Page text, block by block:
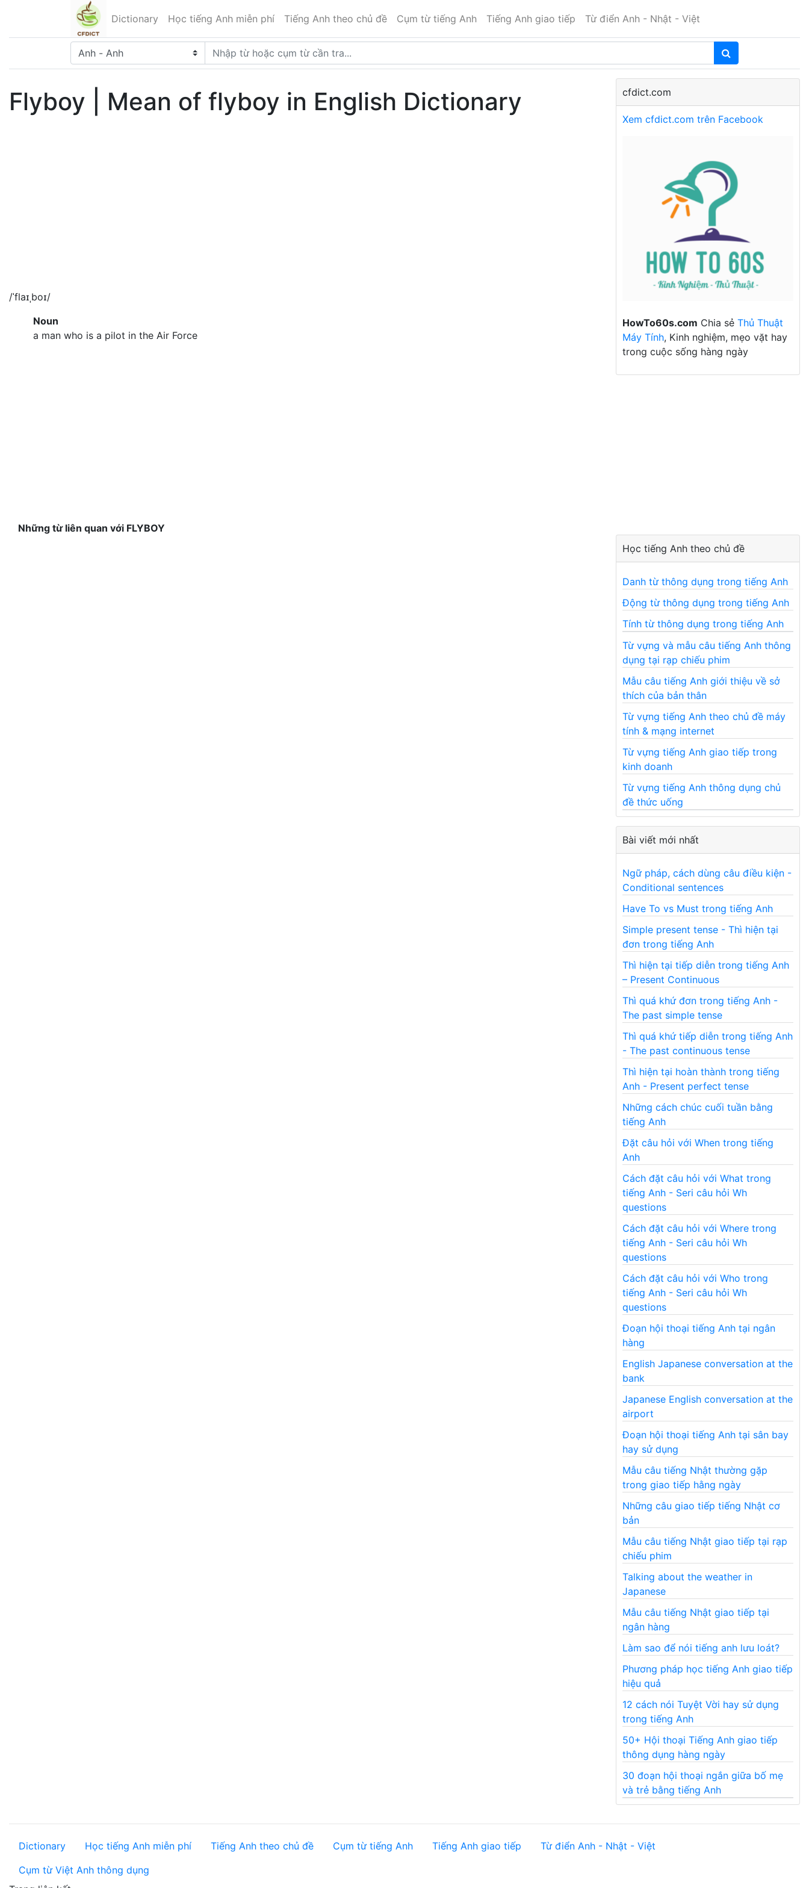
Dictionary Học tiếng Anh miễn phí Tiếng Anh theo chủ đề Cụm từ tiếng Anh Tiếng Anh giao tiếp Từ điển Anh - Nhật - Việt
Flyboy | Mean of flyboy in English Dictionary
/ˈflaɪˌboɪ/
Noun
a man who is a pilot in the Air Force
Những từ liên quan với FLYBOY
cfdict.com
Xem cfdict.com trên Facebook
HowTo60s.com Chia sẻ Thủ Thuật
Máy Tính, Kinh nghiệm, mẹo vặt hay
trong cuộc sống hàng ngày
Học tiếng Anh theo chủ đề
Danh từ thông dụng trong tiếng Anh
Động từ thông dụng trong tiếng Anh
Tính từ thông dụng trong tiếng Anh
Từ vựng và mẫu câu tiếng Anh thông
dụng tại rạp chiếu phim
Mẫu câu tiếng Anh giới thiệu về sở
thích của bản thân
Từ vựng tiếng Anh theo chủ đề máy
tính & mạng internet
Từ vựng tiếng Anh giao tiếp trong
kinh doanh
Từ vựng tiếng Anh thông dụng chủ
đề thức uống
Bài viết mới nhất
Ngữ pháp, cách dùng câu điều kiện -
Conditional sentences
Have To vs Must trong tiếng Anh
Simple present tense - Thì hiện tại
đơn trong tiếng Anh
Thì hiện tại tiếp diễn trong tiếng Anh
– Present Continuous
Thì quá khứ đơn trong tiếng Anh -
The past simple tense
Thì quá khứ tiếp diễn trong tiếng Anh
- The past continuous tense
Thì hiện tại hoàn thành trong tiếng
Anh - Present perfect tense
Những cách chúc cuối tuần bằng
tiếng Anh
Đặt câu hỏi với When trong tiếng
Anh
Cách đặt câu hỏi với What trong
tiếng Anh - Seri câu hỏi Wh
questions
Cách đặt câu hỏi với Where trong
tiếng Anh - Seri câu hỏi Wh
questions
Cách đặt câu hỏi với Who trong
tiếng Anh - Seri câu hỏi Wh
questions
Đoạn hội thoại tiếng Anh tại ngân
hàng
English Japanese conversation at the
bank
Japanese English conversation at the
airport
Đoạn hội thoại tiếng Anh tại sân bay
hay sử dụng
Mẫu câu tiếng Nhật thường gặp
trong giao tiếp hằng ngày
Những câu giao tiếp tiếng Nhật cơ
bản
Mẫu câu tiếng Nhật giao tiếp tại rạp
chiếu phim
Talking about the weather in
Japanese
Mẫu câu tiếng Nhật giao tiếp tại
ngân hàng
Làm sao để nói tiếng anh lưu loát?
Phương pháp học tiếng Anh giao tiếp
hiệu quả
12 cách nói Tuyệt Vời hay sử dụng
trong tiếng Anh
50+ Hội thoại Tiếng Anh giao tiếp
thông dụng hàng ngày
30 đoạn hội thoại ngắn giữa bố mẹ
và trẻ bằng tiếng Anh
Dictionary Học tiếng Anh miễn phí Tiếng Anh theo chủ đề Cụm từ tiếng Anh Tiếng Anh giao tiếp
Từ điển Anh - Nhật - Việt
Cụm từ Việt Anh thông dụng